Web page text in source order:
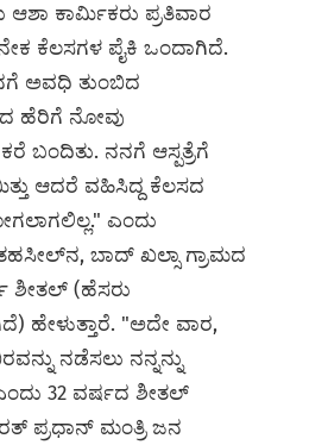
ಆಶಾ ಕಾರ್ಮಿಕರು ಪ್ರತಿವಾರ
ಕೆಲಸಗಳ ಪೈಕಿ ಒಂದಾಗಿದೆ.
ಅವಧಿ ತುಂಬಿದ
ಹೆರಿಗೆ ನೋವು
ಬಂದಿತು. ನನಗೆ ಆಸ್ಪತ್ರೆಗೆ
ಆದರೆ ವಹಿಸಿದ್ದ ಕೆಲಸದ
ಎಂದು
ಬಾದ್‌ ಖಲ್ಸಾ ಗ್ರಾಮದ
ಶೀತಲ್‌ (ಹೆಸರು
ಹೇಳುತ್ತಾರೆ. "ಅದೇ ವಾರ,
ನಡೆಸಲು ನನ್ನನ್ನು
32 ವರ್ಷದ ಶೀತಲ್
ಪ್ರಧಾನ್ ಮಂತ್ರಿ ಜನ